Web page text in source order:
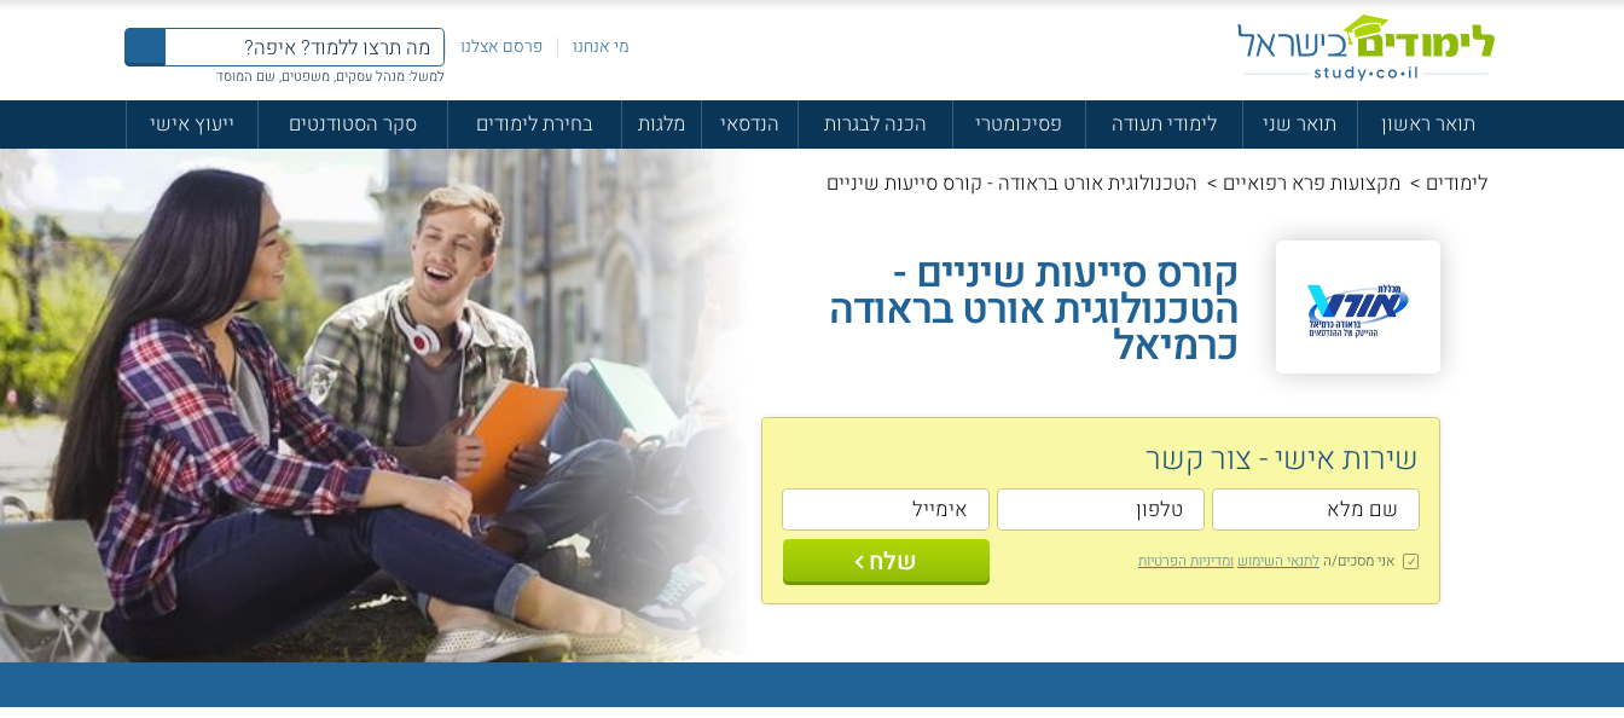
מי אנחנו פרסם אצלנו
למשל: מנהל עסקים, משפטים, שם המוסד
תואר ראשון תואר שני לימודי תעודה פסיכומטרי הכנה לבגרות הנדסאי מלגות בחירת לימודים סקר הסטודנטים
ייעוץ אישי
לימודים > מקצועות פרא רפואיים > הטכנולוגית אורט בראודה - קורס סייעות שיניים
קורס סייעות שיניים -
הטכנולוגית אורט בראודה
כרמיאל
שירות אישי - צור קשר
אני מסכים/הלתנאי השימוש ומדיניות הפרטיות שלח